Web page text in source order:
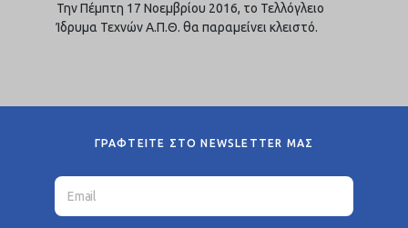
Την Πέμπτη 17 Νοεμβρίου 2016, το Τελλόγλειο
Ίδρυμα Τεχνών Α.Π.Θ. θα παραμείνει κλειστό.
ΓΡΑΦΤΕΙΤΕ ΣΤΟ NEWSLETTER ΜΑΣ